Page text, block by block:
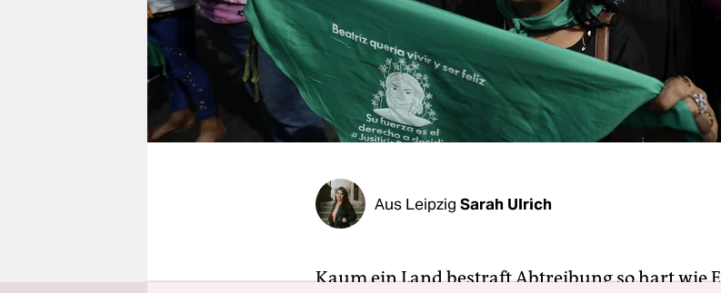
shop
fragen & hilfe
unterstützen
abo
Aus Leipzig Sarah Ulrich
Kaum ein Land bestraft Abtreibung so hart wie